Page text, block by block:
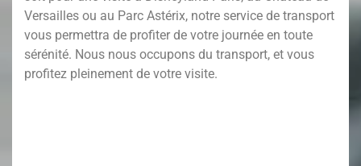
Versailles ou au Parc Astérix, notre service de transport
vous permettra de profiter de votre journée en toute
sérénité. Nous nous occupons du transport, et vous
profitez pleinement de votre visite.